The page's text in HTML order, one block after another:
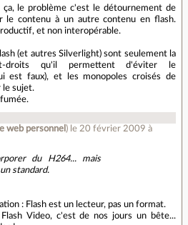
ça, le problème c'est le détournement de
le contenu à un autre contenu en flash.
et non interopérable.
(et autres Silverlight) sont seulement la
droits qu'il permettent d'éviter le
est faux), et les monopoles croisés de
le sujet.
web personnel ) le 20 février 2009 à
du H264... mais
standard.
: Flash est un lecteur, pas un format.
Video, c'est de nos jours un bête...